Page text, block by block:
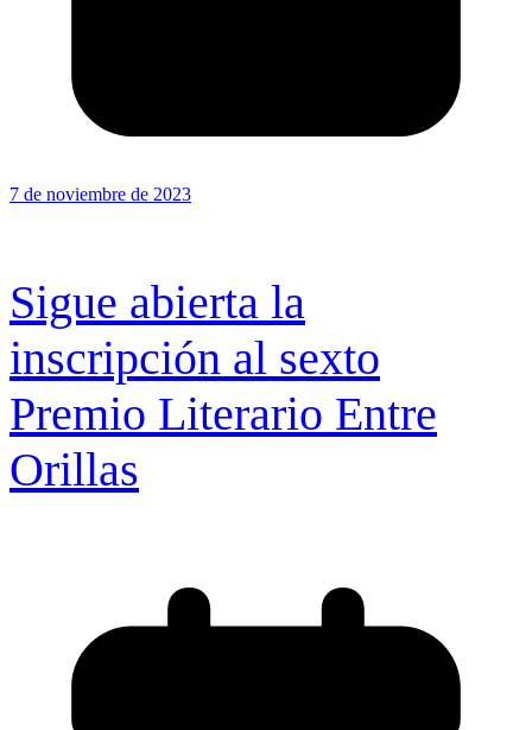
7 de noviembre de 2023
Sigue abierta la
inscripción al sexto
Premio Literario Entre
Orillas